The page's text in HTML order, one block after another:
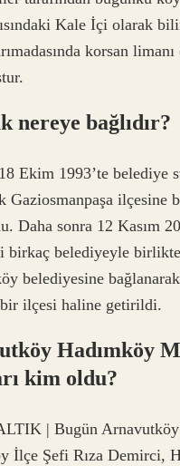
Kale İçi olarak
korsan
nereye bağlıdır?
Ekim 1993’te belediye
Gaziosmanpaşa ilçesine
Daha sonra 12 Kasım
birkaç belediyeyle birlikte
belediyesine
ilçesi haline getirildi.
Hadımköy
kim oldu?
| Bugün
İlçe Şefi Rıza Demirci,